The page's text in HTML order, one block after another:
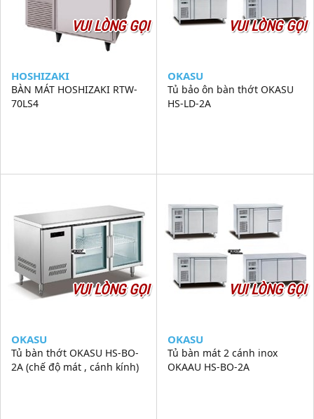
VUI LÒNG GỌI
HOSHIZAKI
BÀN MÁT HOSHIZAKI RTW-
70LS4
VUI LÒNG GỌI
OKASU
Tủ bảo ôn bàn thớt OKASU
HS-LD-2A
VUI LÒNG GỌI
OKASU
Tủ bàn thớt OKASU HS-BO-
2A (chế độ mát , cánh kính)
VUI LÒNG GỌI
OKASU
Tủ bàn mát 2 cánh inox
OKAAU HS-BO-2A